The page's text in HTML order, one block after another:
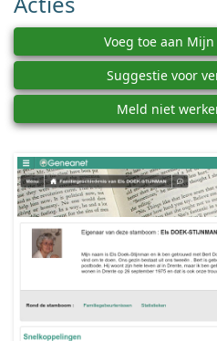
Voeg toe aan
Suggestie voor
Meld niet